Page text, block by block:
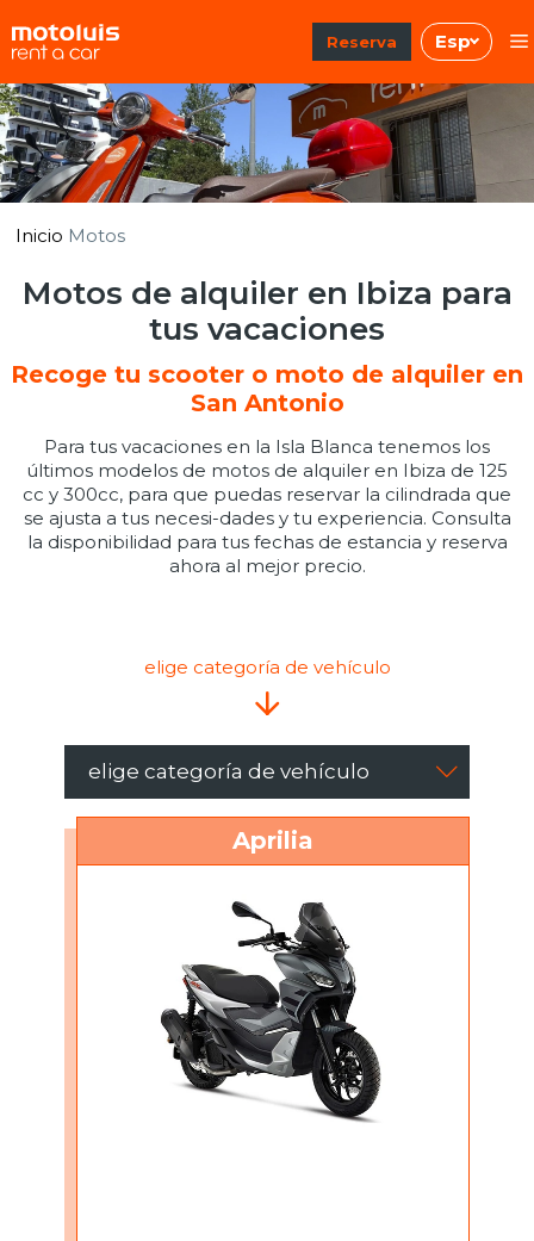
al
Reserva Esp
Inicio Motos
Motos de alquiler en Ibiza para
tus vacaciones
Recoge tu scooter o moto de alquiler en
San Antonio
Para tus vacaciones en la Isla Blanca tenemos los
últimos modelos de motos de alquiler en Ibiza de 125
cc y 300cc, para que puedas reservar la cilindrada que
se ajusta a tus necesi-dades y tu experiencia. Consulta
la disponibilidad para tus fechas de estancia y reserva
ahora al mejor precio.
elige categoría de vehículo
elige categoría de vehículo
Aprilia
Medley
Aprilia